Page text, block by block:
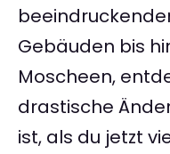
Gebäuden bis
Moscheen,
drastische
ist, als du jetzt